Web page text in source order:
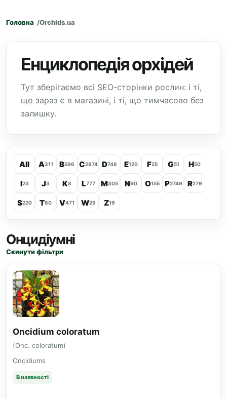
Головна Orchids.ua
Енциклопедія орхідей
Тут зберігаємо всі SEO-сторінки рослин: і ті,
що зараз є в магазині, і ті, що тимчасово без
залишку.
All A311 B596 C2874 D748 E120 F25 G51 H50
I23 J3 K8 L777 M305 N90 O155 P2749 R279
S220 T60 V471 W29 Z19
Онцидіумні
Скинути фільтри
Oncidium coloratum
(Onc. coloratum)
Oncidiums
В наявності